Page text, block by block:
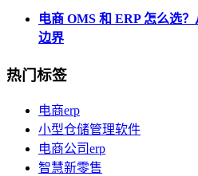
电商 OMS 和 ERP 怎么选
边界
热门标签
电商erp
小型仓储管理软件
电商公司erp
智慧新零售